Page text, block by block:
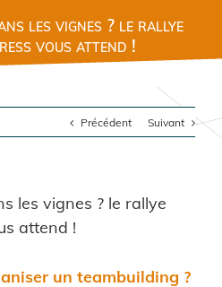
les vignes ? le rallye
vous attend !
Précédent Suivant
les vignes ? le rallye
attend !
un teambuilding ?